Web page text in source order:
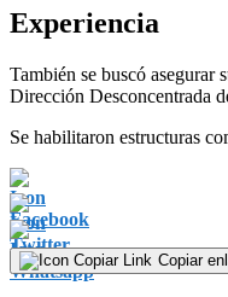
Experiencia
También se buscó asegurar
Dirección Desconcentrada
Se habilitaron estructuras
Copiar